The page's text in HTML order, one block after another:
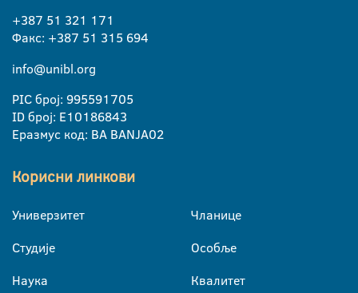
+387 51 321 171
Факс: +387 51 315 694
info@unibl.org
PIC број: 995591705
ID број: E10186843
Еразмус код: BA BANJA02
Корисни линкови
Универзитет
Студије
Наука
Чланице
Особље
Квалитет